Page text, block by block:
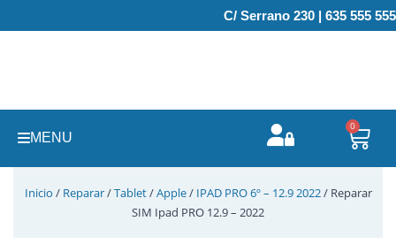
al
C/ Serrano 230 | 635 555 555
MENU
0
Inicio / Reparar/Tablet/Apple/ IPAD PRO 6º – 12.9 2022/ Reparar
SIM Ipad PRO 12.9 – 2022